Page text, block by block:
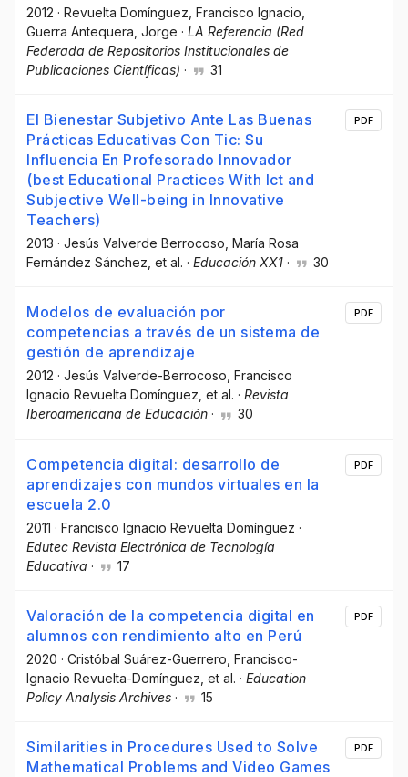
2012 · Revuelta Domínguez, Francisco Ignacio
Guerra Antequera, Jorge · LA Referencia (Red
Federada de Repositorios Institucionales de
Publicaciones Científicas) · 31
El Bienestar Subjetivo Ante Las Buenas
Prácticas Educativas Con Tic: Su
Influencia En Profesorado Innovador
(best Educational Practices With Ict and
Subjective Well-being in Innovative
Teachers)
2013 · Jesús Valverde Berrocoso , María Rosa
Fernández Sánchez , et al. · Educación XX1 · 30
PDF
Modelos de evaluación por
competencias a través de un sistema de
gestión de aprendizaje
2012 · Jesús Valverde-Berrocoso , Francisco
Ignacio Revuelta Domínguez , et al. · Revista
Iberoamericana de Educación · 30
PDF
Competencia digital: desarrollo de
aprendizajes con mundos virtuales en la
escuela 2.0
2011 · Francisco Ignacio Revuelta Domínguez ·
Edutec Revista Electrónica de Tecnología
Educativa · 17
PDF
Valoración de la competencia digital en
alumnos con rendimiento alto en Perú
2020 · Cristóbal Suárez-Guerrero , Francisco-
Ignacio Revuelta-Domínguez , et al. · Education
Policy Analysis Archives · 15
PDF
Similarities in Procedures Used to Solve
Mathematical Problems and Video Games
PDF